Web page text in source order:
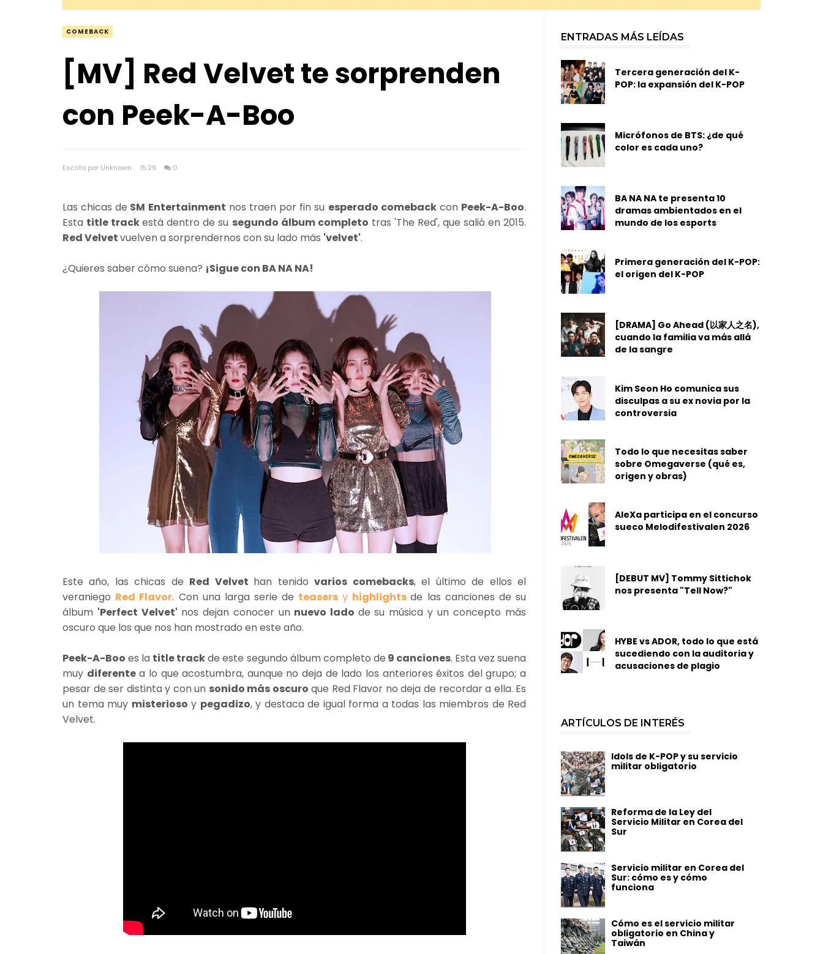
COMEBACK
[MV] Red Velvet te sorprenden
con Peek-A-Boo
Escrito por Unknown 15:29 0
Las chicas de SM Entertainment nos traen por fin su esperado comebackcon Peek-A-Boo.
Esta title trackestá dentro de su segundo álbum completo tras 'The Red', que salió en 2015.
Red Velvetvuelven a sorprendernos con su lado más 'velvet'.
¿Quieres saber cómo suena? ¡Sigue con BA NA NA!
Este año, las chicas de Red Velvet han tenidovarios comebacks, el último de ellos el
veraniego Red Flavor. Con una larga serie de teasersy highlights de las canciones de su
álbum 'Perfect Velvet' nos dejan conocer unnuevo lado de su música y un concepto más
oscuro que los que nos han mostrado en este año.
Peek-A-Boo es la title trackde este segundo álbum completo de 9 canciones. Esta vez suena
muy diferentea lo que acostumbra, aunque no deja de lado los anteriores éxitos del grupo; a
pesar de ser distinta y con un sonido más oscuro que Red Flavor no deja de recordar a ella. Es
un tema muy misterioso y pegadizo, y destaca de igual forma a todas las miembros de Red
Velvet.
ENTRADAS MÁS LEÍDAS
Tercera generación del K-
POP: la expansión del K-POP
Micrófonos de BTS: ¿de qué
color es cada uno?
BA NA NA te presenta 10
dramas ambientados en el
mundo de los esports
Primera generación del K-POP:
el origen del K-POP
[DRAMA] Go Ahead (以家人之名),
cuando la familia va más allá
de la sangre
Kim Seon Ho comunica sus
disculpas a su ex novia por la
controversia
Todo lo que necesitas saber
sobre Omegaverse (qué es,
origen y obras)
AleXa participa en el concurso
sueco Melodifestivalen 2026
[DEBUT MV] Tommy Sittichok
nos presenta "Tell Now?"
HYBE vs ADOR, todo lo que está
sucediendo con la auditoria y
acusaciones de plagio
ARTÍCULOS DE INTERÉS
Idols de K-POP y su servicio
militar obligatorio
Reforma de la Ley del
Servicio Militar en Corea del
Sur
Servicio militar en Corea del
Sur: cómo es y cómo
funciona
Cómo es el servicio militar
obligatorio en China y
Taiwán